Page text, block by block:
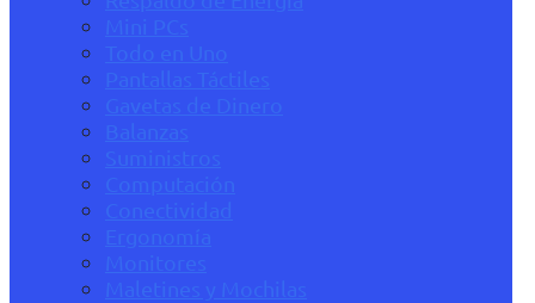
Mini PCs
Todo en Uno
Pantallas Táctiles
Gavetas de Dinero
Balanzas
Suministros
Computación
Conectividad
Ergonomía
Monitores
Maletines y Mochilas